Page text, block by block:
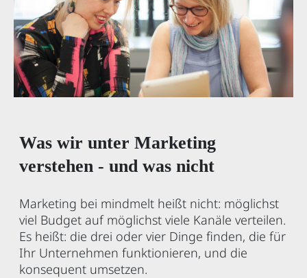
Was wir unter Marketing
verstehen - und was nicht
Marketing bei mindmelt heißt nicht: möglichst
viel Budget auf möglichst viele Kanäle verteilen.
Es heißt: die drei oder vier Dinge finden, die für
Ihr Unternehmen funktionieren, und die
konsequent umsetzen.